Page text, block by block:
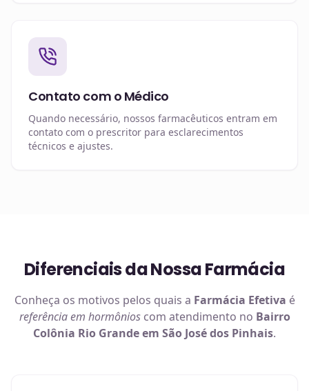
Contato com o Médico
Quando necessário, nossos farmacêuticos entram em
contato com o prescritor para esclarecimentos
técnicos e ajustes.
Diferenciais da Nossa Farmácia
Conheça os motivos pelos quais a Farmácia Efetiva é
referência em hormônioscom atendimento no Bairro
Colônia Rio Grande em São José dos Pinhais.